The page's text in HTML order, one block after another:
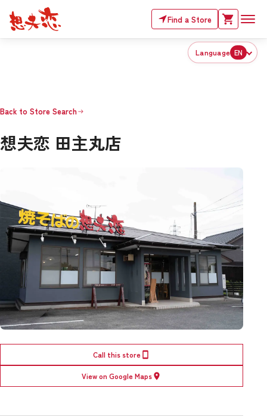
Find a Store
Language EN
Back to Store Search
想夫恋 田主丸店
Call this store
View on Google Maps